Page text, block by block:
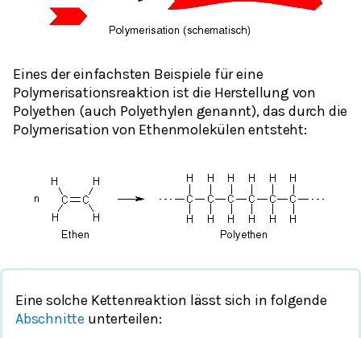
Eines der einfachsten Beispiele für eine
Polymerisationsreaktion ist die Herstellung von
Polyethen (auch Polyethylen genannt), das durch die
Polymerisation von Ethenmolekülen entsteht:
Eine solche Kettenreaktion lässt sich in folgende
Abschnitte unterteilen: